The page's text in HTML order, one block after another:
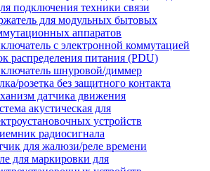
подключения техники связи
для модульных бытовых
аппаратов
с электронной коммутацией
распределения питания (PDU)
шнуровой/диммер
розетка без защитного контакта
датчика движения
акустическая для
устройств
радиосигнала
для жалюзи/реле времени
для маркировки для